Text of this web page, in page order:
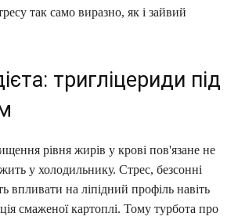
так само виразно, як і зайвий
тригліцериди під
рівня жирів у крові пов'язане не
у холодильнику. Стрес, безсонні
впливати на ліпідний профіль навіть
смаженої картоплі. Тому турбота про